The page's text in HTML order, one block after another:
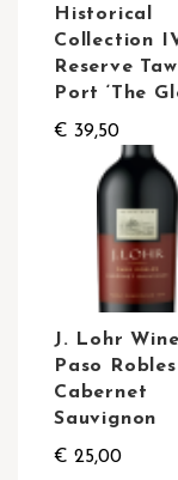
Historical
Collection
Reserve
Port ‘The
€ 39,50
J. Lohr
Paso Robles
Cabernet
Sauvignon
€ 25,00